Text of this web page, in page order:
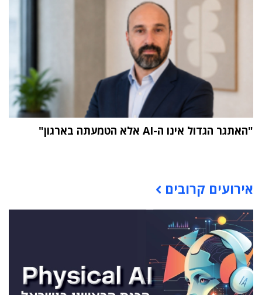
"האתגר הגדול אינו ה-AI אלא הטמעתה בארגון"
אירועים קרובים